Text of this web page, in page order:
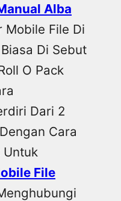
Alba
File Di
Di Sebut
O Pack
Dari 2
Cara
Untuk
File